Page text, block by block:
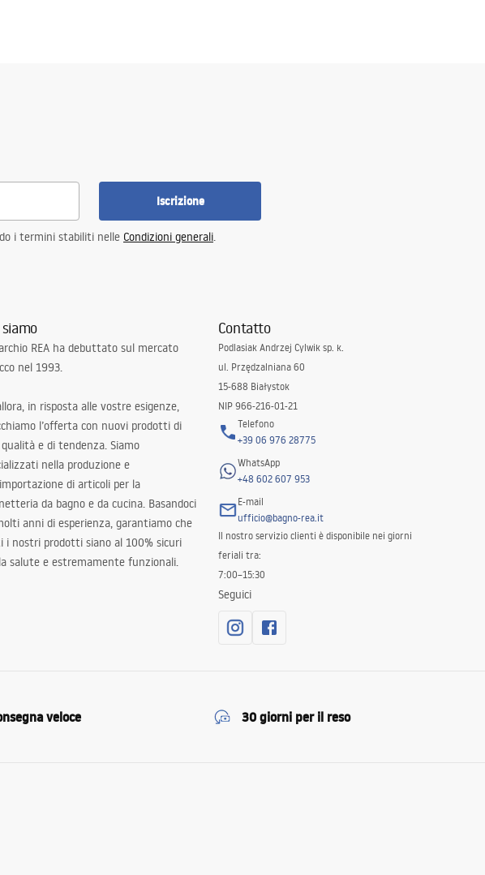
Iscrizione
i termini stabiliti nelle Condizioni generali.
REA ha debuttato sul mercato
nel 1993.
in risposta alle vostre esigenze,
l’offerta con nuovi prodotti di
e di tendenza. Siamo
nella produzione e
di articoli per la
da bagno e da cucina. Basandoci
anni di esperienza, garantiamo che
nostri prodotti siano al 100% sicuri
salute e estremamente funzionali.
Contatto
Podlasiak Andrzej Cylwik sp. k.
ul. Przędzalniana 60
15-688 Białystok
NIP 966-216-01-21
Telefono
+39 06 976 28775
WhatsApp
+48 602 607 953
E-mail
ufficio@bagno-rea.it
Il nostro servizio clienti è disponibile nei giorni
feriali tra:
7:00–15:30
Seguici
veloce 30 giorni per il reso